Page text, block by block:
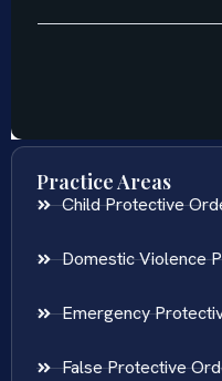
Practice Areas
Child Protective
Domestic Violence
Emergency
False Protective